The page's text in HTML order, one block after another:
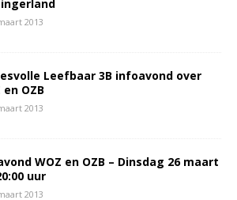
2013
Leefbaar 3B infoavond over
en OZB
2013
WOZ en OZB – Dinsdag 26 maart
uur
2013